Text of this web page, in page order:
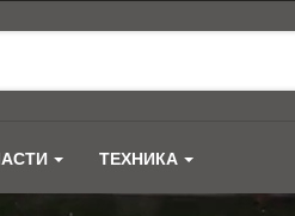
ТЕХНИКА